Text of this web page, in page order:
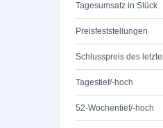
Tagesumsatz in Stück
Preisfeststellungen
Schlusspreis des
Tagestief/-hoch
52-Wochentief/-hoch